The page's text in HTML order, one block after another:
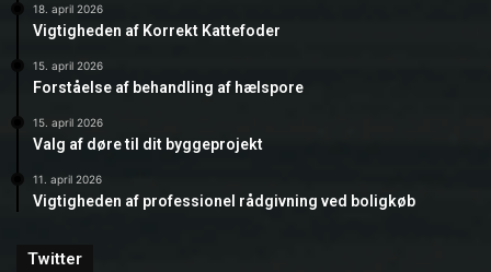
18. april 2026
Vigtigheden af Korrekt Kattefoder
15. april 2026
Forståelse af behandling af hælspore
15. april 2026
Valg af døre til dit byggeprojekt
11. april 2026
Vigtigheden af professionel rådgivning ved boligkøb
Twitter